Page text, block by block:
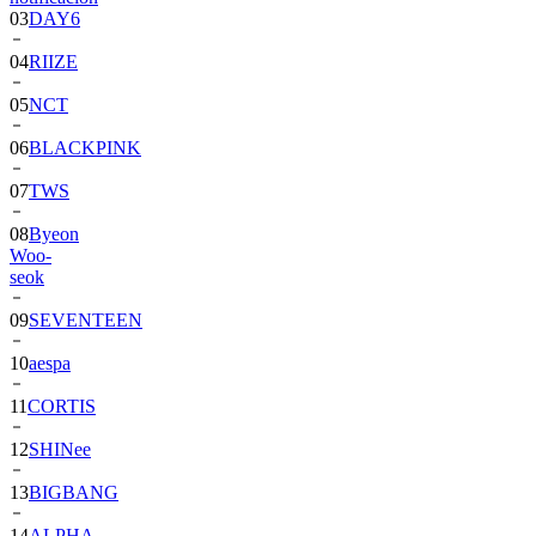
03DAY6
04RIIZE
05NCT
06BLACKPINK
07TWS
08Byeon
Woo-
seok
09SEVENTEEN
10aespa
11CORTIS
12SHINee
13BIGBANG